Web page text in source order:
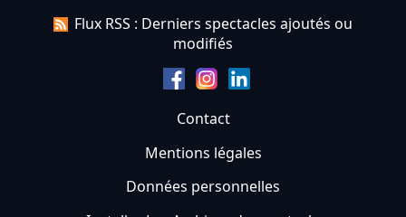
Flux RSS : Derniers spectacles ajoutés ou
modifiés
Contact
Mentions légales
Données personnelles